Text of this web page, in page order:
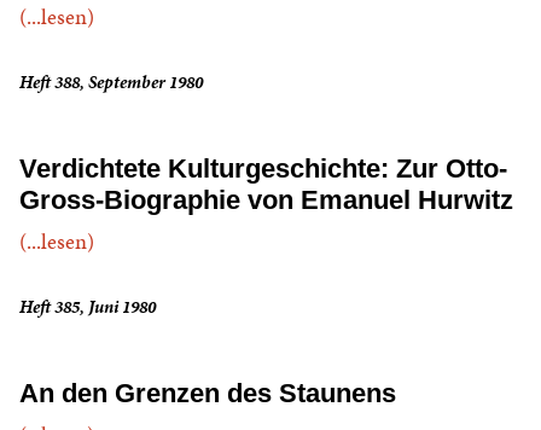
(...lesen)
Heft 388, September 1980
Verdichtete Kulturgeschichte: Zur Otto-
Gross-Biographie von Emanuel Hurwitz
(...lesen)
Heft 385, Juni 1980
An den Grenzen des Staunens